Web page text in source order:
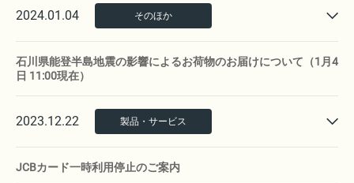
2024.01.04 そのほか
石川県能登半島地震の影響によるお荷物のお届けについて（1月4
日 11:00現在）
2023.12.22 製品・サービス
JCBカード一時利用停止のご案内